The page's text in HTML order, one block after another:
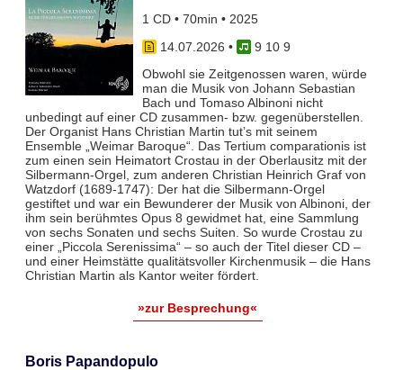
1 CD • 70min • 2025
14.07.2026 •
9 10 9
Obwohl sie Zeitgenossen waren, würde
man die Musik von Johann Sebastian
Bach und Tomaso Albinoni nicht
unbedingt auf einer CD zusammen- bzw. gegenüberstellen.
Der Organist Hans Christian Martin tut’s mit seinem
Ensemble „Weimar Baroque“. Das Tertium comparationis ist
zum einen sein Heimatort Crostau in der Oberlausitz mit der
Silbermann-Orgel, zum anderen Christian Heinrich Graf von
Watzdorf (1689-1747): Der hat die Silbermann-Orgel
gestiftet und war ein Bewunderer der Musik von Albinoni, der
ihm sein berühmtes Opus 8 gewidmet hat, eine Sammlung
von sechs Sonaten und sechs Suiten. So wurde Crostau zu
einer „Piccola Serenissima“ – so auch der Titel dieser CD –
und einer Heimstätte qualitätsvoller Kirchenmusik – die Hans
Christian Martin als Kantor weiter fördert.
»zur Besprechung«
Boris Papandopulo